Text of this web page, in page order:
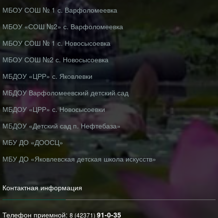
МБОУ СОШ № 1 с. Варфоломеевка
МБОУ «СОШ №2» с. Варфоломеевка
МБОУ СОШ № 1 с. Новосысоевка
МБОУ СОШ №2 с. Новосысоевка
МБДОУ «ЦРР» с. Яковлевки
МБДОУ Варфоломеевский детский сад
МБДОУ «ЦРР» с. Новосысоевки
МБДОУ «Детский сад п. Нефтебаза»
МБУ ДО «ДООСЦ»
МБУ ДО «Яковлевская детская школа искусств»
Контактная информация
Телефон приемной: 8 (42371) 91-0-35